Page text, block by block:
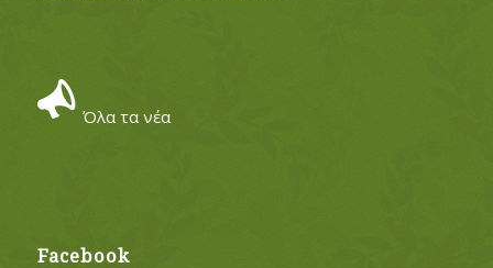
Όλα τα νέα
Facebook